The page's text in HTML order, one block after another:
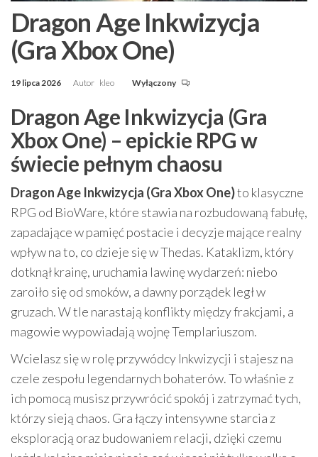
Dragon Age Inkwizycja
(Gra Xbox One)
19 lipca 2026 Autor kleo Wyłączony
Dragon Age Inkwizycja (Gra
Xbox One) – epickie RPG w
świecie pełnym chaosu
Dragon Age Inkwizycja (Gra Xbox One)to klasyczne
RPG od BioWare, które stawia na rozbudowaną fabułę,
zapadające w pamięć postacie i decyzje mające realny
wpływ na to, co dzieje się w Thedas. Kataklizm, który
dotknął krainę, uruchamia lawinę wydarzeń: niebo
zaroiło się od smoków, a dawny porządek legł w
gruzach. W tle narastają konflikty między frakcjami, a
magowie wypowiadają wojnę Templariuszom.
Wcielasz się w rolę przywódcy Inkwizycji i stajesz na
czele zespołu legendarnych bohaterów. To właśnie z
ich pomocą musisz przywrócić spokój i zatrzymać tych,
którzy sieją chaos. Gra łączy intensywne starcia z
eksploracją oraz budowaniem relacji, dzięki czemu